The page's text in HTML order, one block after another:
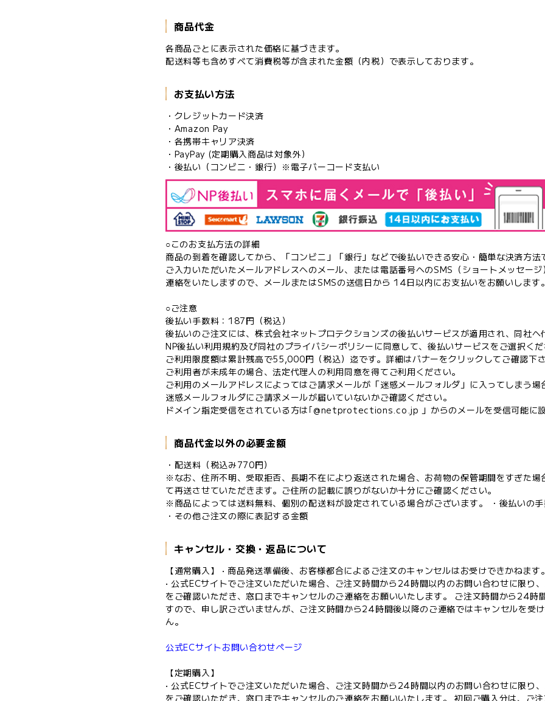
商品代金
各商品ごとに表示された価格に基づきます。
配送料等も含めすべて消費税等が含まれた金額（内税）で表示しております。
お支払い方法
・クレジットカード決済
・Amazon Pay
・各携帯キャリア決済
・PayPay (定期購入商品は対象外）
・後払い（コンビニ・銀行）※電子バーコード支払い
○このお支払方法の詳細
商品の到着を確認してから、「コンビニ」「銀行」などで後払いできる安心・簡単な決済方法
ご入力いただいたメールアドレスへのメール、または電話番号へのSMS（ショートメッセー
連絡をいたしますので、メールまたはSMSの送信日から 14日以内にお支払いをお願いします。
○ご注意
後払い手数料：187円（税込）
後払いのご注文には、株式会社ネットプロテクションズの後払いサービスが適用され、同社へ
NP後払い利用規約及び同社のプライバシーポリシーに同意して、後払いサービスをご選択くだ
ご利用限度額は累計残高で55,000円（税込）迄です。詳細はバナーをクリックしてご確認下さ
ご利用者が未成年の場合、法定代理人の利用同意を得てご利用ください。
ご利用のメールアドレスによってはご請求メールが「迷惑メールフォルダ」に入ってしまう場
迷惑メールフォルダにご請求メールが届いていないかご確認ください。
ドメイン指定受信をされている方は｢@netprotections.co.jp 」からのメールを受信可能に設
商品代金以外の必要金額
・配送料（税込み770円）
※なお、住所不明、受取拒否、長期不在により返送された場合、お荷物の保管期間をすぎた場
て再送させていただきます。ご住所の記載に誤りがないか十分にご確認ください。
※商品によっては送料無料、個別の配送料が設定されている場合がございます。 ・後払いの手
・その他ご注文の際に表記する金額
キャンセル・交換・返品について
【通常購入】 • 商品発送準備後、お客様都合によるご注文のキャンセルはお受けできかねます
• 公式ECサイトでご注文いただいた場合、ご注文時間から24時間以内のお問い合わせに限り
をご確認いただき、窓口までキャンセルのご連絡をお願いいたします。 ご注文時間から24時
すので、申し訳ございませんが、ご注文時間から24時間後以降のご連絡ではキャンセルを受
ん。
公式ECサイトお問い合わせページ
【定期購入】
• 公式ECサイトでご注文いただいた場合、ご注文時間から24時間以内のお問い合わせに限り
をご確認いただき、窓口までキャンセルのご連絡をお願いいたします。 初回ご購入分は、ご